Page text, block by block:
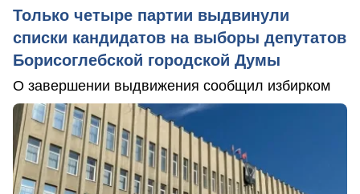
Только четыре партии выдвинули
списки кандидатов на выборы депутатов
Борисоглебской городской Думы
О завершении выдвижения сообщил избирком